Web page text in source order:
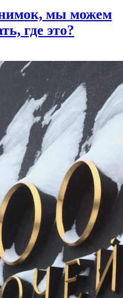
мы можем
где это?